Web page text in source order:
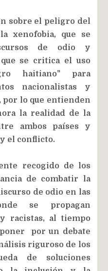
sobre el peligro del
xenofobia, que se
de odio y
se critica el uso
haitiano" para
nacionalistas y
por lo que entienden
la realidad de la
ambos países y
el conflicto.
recogido de los
de combatir la
de odio en las
se propagan
racistas, al tiempo
por un debate
riguroso de los
de soluciones